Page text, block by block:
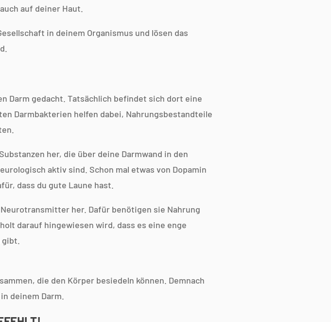
auf deiner Haut.
in deinem Organismus und lösen das
Darm gedacht. Tatsächlich befindet sich dort eine
Darmbakterien helfen dabei, Nahrungsbestandteile
her, die über deine Darmwand in den
aktiv sind. Schon mal etwas von Dopamin
dass du gute Laune hast.
her. Dafür benötigen sie Nahrung
darauf hingewiesen wird, dass es eine enge
die den Körper besiedeln können. Demnach
deinem Darm.